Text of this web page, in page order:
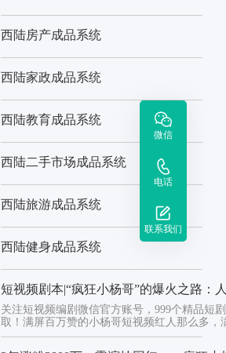
西陆房产成品系统
西陆家政成品系统
西陆教育成品系统
西陆二手市场成品系统
西陆旅游成品系统
西陆健身成品系统
短视频剧本|“疯狂小杨哥”的爆火之路：
关注短视频编剧微信官方账号，999个精品短
取！满屏百万赞的小杨哥短视频红人那么多，
微信
电话
联系我们